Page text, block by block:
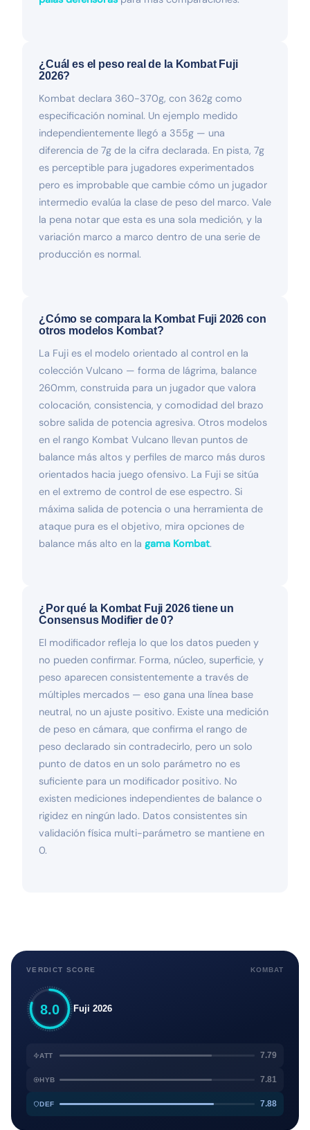
¿Cuál es el peso real de la Kombat Fuji
2026?
Kombat declara 360-370g, con 362g como
especificación nominal. Un ejemplo medido
independientemente llegó a 355g — una
diferencia de 7g de la cifra declarada. En pista, 7g
es perceptible para jugadores experimentados
pero es improbable que cambie cómo un jugador
intermedio evalúa la clase de peso del marco. Vale
la pena notar que esta es una sola medición, y la
variación marco a marco dentro de una serie de
producción es normal.
¿Cómo se compara la Kombat Fuji 2026 con
otros modelos Kombat?
La Fuji es el modelo orientado al control en la
colección Vulcano — forma de lágrima, balance
260mm, construida para un jugador que valora
colocación, consistencia, y comodidad del brazo
sobre salida de potencia agresiva. Otros modelos
en el rango Kombat Vulcano llevan puntos de
balance más altos y perfiles de marco más duros
orientados hacia juego ofensivo. La Fuji se sitúa
en el extremo de control de ese espectro. Si
máxima salida de potencia o una herramienta de
ataque pura es el objetivo, mira opciones de
balance más alto en la gama Kombat.
¿Por qué la Kombat Fuji 2026 tiene un
Consensus Modifier de 0?
El modificador refleja lo que los datos pueden y
no pueden confirmar. Forma, núcleo, superficie, y
peso aparecen consistentemente a través de
múltiples mercados — eso gana una línea base
neutral, no un ajuste positivo. Existe una medición
de peso en cámara, que confirma el rango de
peso declarado sin contradecirlo, pero un solo
punto de datos en un solo parámetro no es
suficiente para un modificador positivo. No
existen mediciones independientes de balance o
rigidez en ningún lado. Datos consistentes sin
validación física multi-parámetro se mantiene en
0.
VERDICT SCORE KOMBAT
8.0 Fuji 2026
ATT 7.79
HYB 7.81
DEF 7.88